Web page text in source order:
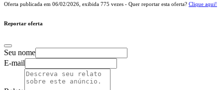
Oferta publicada em 06/02/2026 , exibida 775 vezes - Quer reportar esta oferta? Clique aqui!
Reportar oferta
Seu nome
E-mail